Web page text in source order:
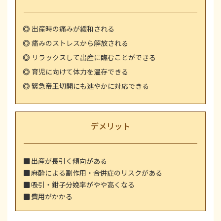
出産時の痛みが緩和される
痛みのストレスから解放される
リラックスして出産に臨むことができる
育児に向けて体力を温存できる
緊急帝王切開にも速やかに対応できる
デメリット
出産が長引く傾向がある
麻酔による副作用・合併症のリスクがある
吸引・鉗子分娩率がやや高くなる
費用がかかる